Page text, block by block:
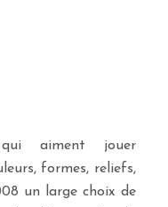
aiment jouer
formes, reliefs,
un large choix de